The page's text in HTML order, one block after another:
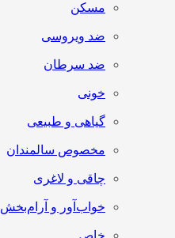
مسکن
ضد ویروسی
ضد سرطان
خونی
گیاهی و طبیعی
مخصوص سالمندان
چاقی و لاغری
خواب‌آور و آرام‌بخش